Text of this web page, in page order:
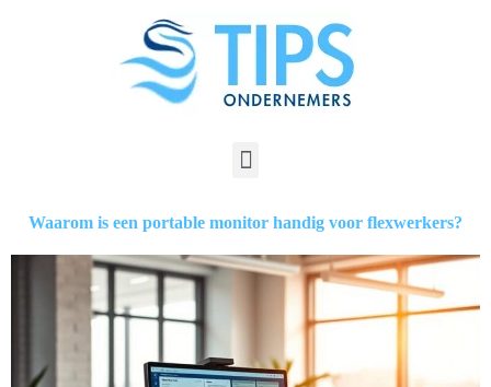
Waarom is een portable monitor handig voor flexwerkers?